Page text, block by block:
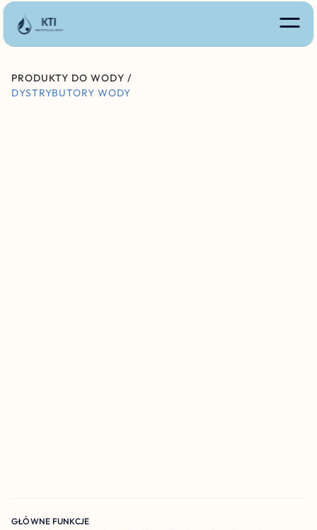
PRODUKTY DO WODY /
DYSTRYBUTORY WODY
GŁÓWNE FUNKCJE